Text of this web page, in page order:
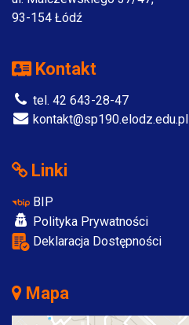
93-154 Łódź
Kontakt
tel. 42 643-28-47
kontakt@sp190.elodz.edu.pl
Linki
BIP
Polityka Prywatności
Deklaracja Dostępności
Mapa